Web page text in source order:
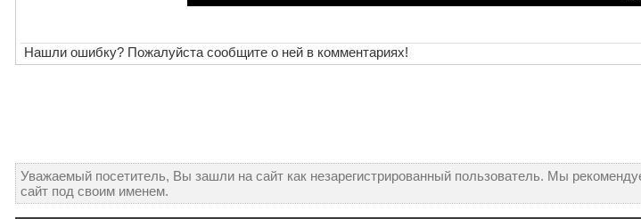
Нашли ошибку? Пожалуйста сообщите о ней в комментариях!
Уважаемый посетитель, Вы зашли на сайт как незарегистрированный пользователь. Мы
сайт под своим именем.